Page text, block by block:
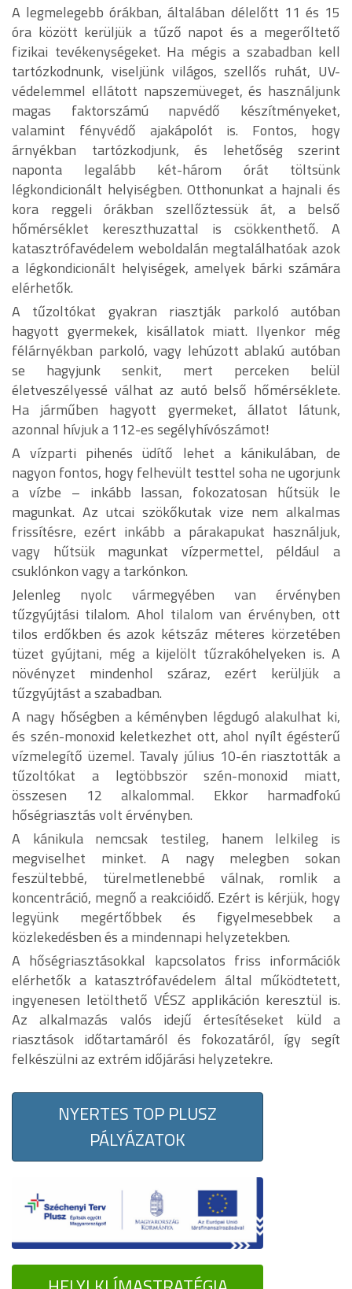
A legmelegebb órákban, általában délelőtt 11 és 15
óra között kerüljük a tűző napot és a megerőltető
fizikai tevékenységeket. Ha mégis a szabadban kell
tartózkodnunk, viseljünk világos, szellős ruhát, UV-
védelemmel ellátott napszemüveget, és használjunk
magas faktorszámú napvédő készítményeket,
valamint fényvédő ajakápolót is. Fontos, hogy
árnyékban tartózkodjunk, és lehetőség szerint
naponta legalább két-három órát töltsünk
légkondicionált helyiségben. Otthonunkat a hajnali és
kora reggeli órákban szellőztessük át, a belső
hőmérséklet kereszthuzattal is csökkenthető. A
katasztrófavédelem weboldalán megtalálhatóak azok
a légkondicionált helyiségek, amelyek bárki számára
elérhetők.
A tűzoltókat gyakran riasztják parkoló autóban
hagyott gyermekek, kisállatok miatt. Ilyenkor még
félárnyékban parkoló, vagy lehúzott ablakú autóban
se hagyjunk senkit, mert perceken belül
életveszélyessé válhat az autó belső hőmérséklete.
Ha járműben hagyott gyermeket, állatot látunk,
azonnal hívjuk a 112-es segélyhívószámot!
A vízparti pihenés üdítő lehet a kánikulában, de
nagyon fontos, hogy felhevült testtel soha ne ugorjunk
a vízbe – inkább lassan, fokozatosan hűtsük le
magunkat. Az utcai szökőkutak vize nem alkalmas
frissítésre, ezért inkább a párakapukat használjuk,
vagy hűtsük magunkat vízpermettel, például a
csuklónkon vagy a tarkónkon.
Jelenleg nyolc vármegyében van érvényben
tűzgyújtási tilalom. Ahol tilalom van érvényben, ott
tilos erdőkben és azok kétszáz méteres körzetében
tüzet gyújtani, még a kijelölt tűzrakóhelyeken is. A
növényzet mindenhol száraz, ezért kerüljük a
tűzgyújtást a szabadban.
A nagy hőségben a kéményben légdugó alakulhat ki,
és szén-monoxid keletkezhet ott, ahol nyílt égésterű
vízmelegítő üzemel. Tavaly július 10-én riasztották a
tűzoltókat a legtöbbször szén-monoxid miatt,
összesen 12 alkalommal. Ekkor harmadfokú
hőségriasztás volt érvényben.
A kánikula nemcsak testileg, hanem lelkileg is
megviselhet minket. A nagy melegben sokan
feszültebbé, türelmetlenebbé válnak, romlik a
koncentráció, megnő a reakcióidő. Ezért is kérjük, hogy
legyünk megértőbbek és figyelmesebbek a
közlekedésben és a mindennapi helyzetekben.
A hőségriasztásokkal kapcsolatos friss információk
elérhetők a katasztrófavédelem által működtetett,
ingyenesen letölthető VÉSZ applikáción keresztül is.
Az alkalmazás valós idejű értesítéseket küld a
riasztások időtartamáról és fokozatáról, így segít
felkészülni az extrém időjárási helyzetekre.
NYERTES TOP PLUSZ
PÁLYÁZATOK